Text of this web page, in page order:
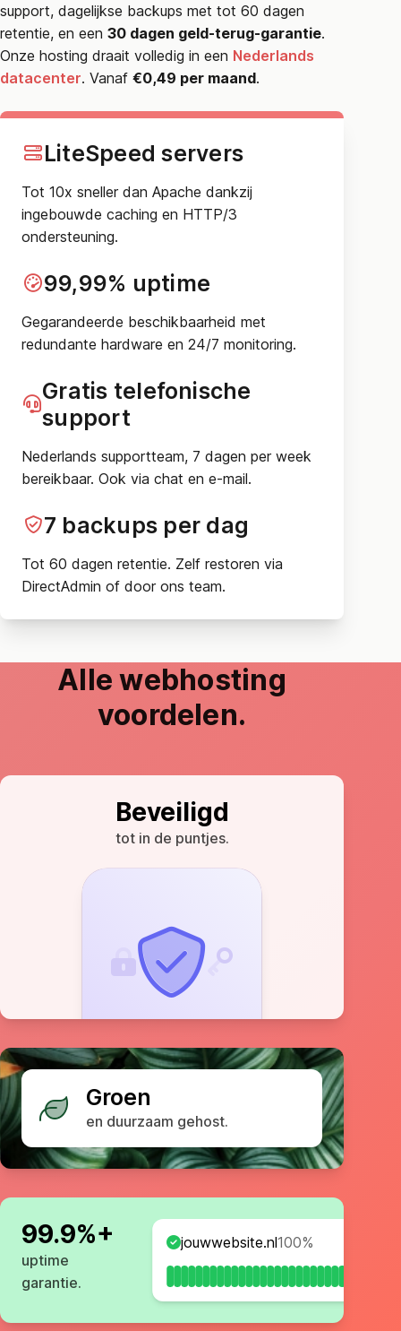
support, dagelijkse backups met tot 60 dagen
retentie, en een 30 dagen geld-terug-garantie.
Onze hosting draait volledig in een Nederlands
datacenter. Vanaf €0,49 per maand.
LiteSpeed servers
Tot 10x sneller dan Apache dankzij
ingebouwde caching en HTTP/3
ondersteuning.
99,99% uptime
Gegarandeerde beschikbaarheid met
redundante hardware en 24/7 monitoring.
Gratis telefonische
support
Nederlands supportteam, 7 dagen per week
bereikbaar. Ook via chat en e-mail.
7 backups per dag
Tot 60 dagen retentie. Zelf restoren via
DirectAdmin of door ons team.
Alle webhosting
voordelen.
Beveiligd
tot in de puntjes.
Groen
en duurzaam gehost.
99.9%+
uptime
garantie.
jouwwebsite.nl100%